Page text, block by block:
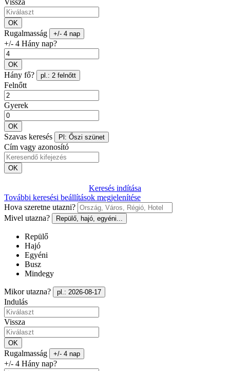
Vissza
OK
Rugalmasság +/- 4 nap
+/- 4 Hány nap?
OK
Hány fő? pl.: 2 felnőtt
Felnőtt
Gyerek
OK
Szavas keresés Pl: Őszi szünet
Cím vagy azonosító
OK
Keresés indítása
További keresési beállítások megjelenítése
Hova szeretne utazni?
Mivel utazna?
Repülő, hajó, egyéni...
Repülő
Hajó
Egyéni
Busz
Mindegy
Mikor utazna? pl.: 2026-08-17
Indulás
Vissza
OK
Rugalmasság +/- 4 nap
+/- 4 Hány nap?